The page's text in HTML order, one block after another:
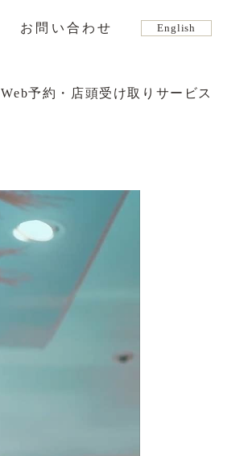
お問い合わせ English
Web予約・店頭受け取りサービス